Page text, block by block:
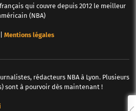
qui couvre depuis 2012 le meilleur
(NBA)
Mentions légales
rédacteurs NBA à Lyon. Plusieurs
sont à pourvoir dès maintenant !